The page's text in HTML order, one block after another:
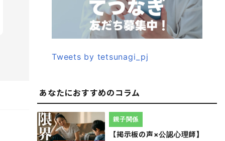
Tweets by tetsunagi_pj
あなたにおすすめのコラム
【掲示板の声×公認心理師】
親子関係